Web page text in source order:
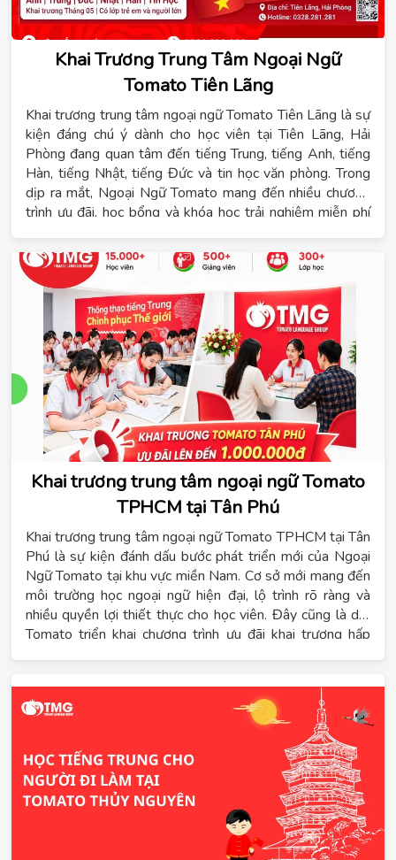
Khai Trương Trung Tâm Ngoại Ngữ
Tomato Tiên Lãng
Khai trương trung tâm ngoại ngữ Tomato Tiên Lãng là sự
kiện đáng chú ý dành cho học viên tại Tiên Lãng, Hải
Phòng đang quan tâm đến tiếng Trung, tiếng Anh, tiếng
Hàn, tiếng Nhật, tiếng Đức và tin học văn phòng. Trong
dịp ra mắt, Ngoại Ngữ Tomato mang đến nhiều chương
trình ưu đãi, học bổng và khóa học trải nghiệm miễn phí
Khai trương trung tâm ngoại ngữ Tomato
TPHCM tại Tân Phú
Khai trương trung tâm ngoại ngữ Tomato TPHCM tại Tân
Phú là sự kiện đánh dấu bước phát triển mới của Ngoại
Ngữ Tomato tại khu vực miền Nam. Cơ sở mới mang đến
môi trường học ngoại ngữ hiện đại, lộ trình rõ ràng và
nhiều quyền lợi thiết thực cho học viên. Đây cũng là dịp
Tomato triển khai chương trình ưu đãi khai trương hấp
tiếng Đức và tiếng Anh tại TPHCM ngày càng tăng, việc
Tomato mở cơ sở tại Tân Phú giúp học sinh, sinh viên,
phụ huynh và người đi làm có thêm lựa chọn học tập
thuận tiện hơn. Không chỉ tập trung vào giảng dạy,
Tomato còn xây dựng hệ sinh thái học tập gắn với định
hướng du học và phát triển năng lực ngoại ngữ lâu dài.